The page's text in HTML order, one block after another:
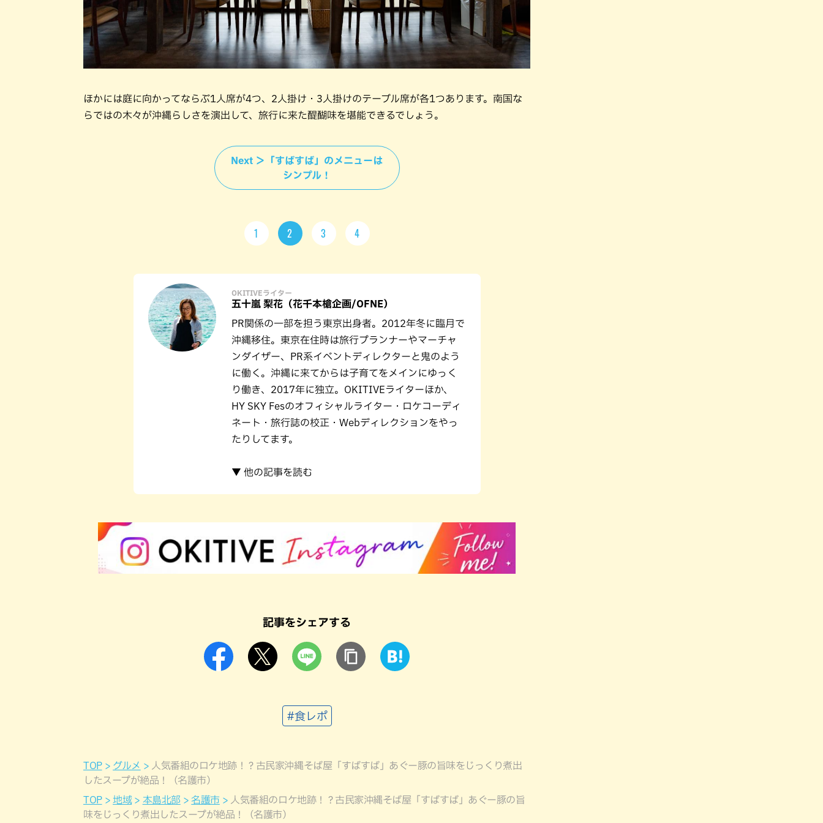
ほかには庭に向かってならぶ1人席が4つ、2人掛け・3人掛けのテーブル席が各1つあります。南国な
らではの木々が沖縄らしさを演出して、旅行に来た醍醐味を堪能できるでしょう。
Next ＞「すばすば」のメニューは
シンプル！
1 2 3 4
OKITIVEライター
五十嵐 梨花（花千本槍企画/OFNE）
PR関係の一部を担う東京出身者。2012年冬に臨月で
沖縄移住。東京在住時は旅行プランナーやマーチャ
ンダイザー、PR系イベントディレクターと鬼のよう
に働く。沖縄に来てからは子育てをメインにゆっく
り働き、2017年に独立。OKITIVEライターほか、
HY SKY Fesのオフィシャルライター・ロケコーディ
ネート・旅行誌の校正・Webディレクションをやっ
たりしてます。
▼ 他の記事を読む
記事をシェアする
#食レポ
TOP グルメ
人気番組のロケ地跡！？古民家沖縄そば屋「すばすば」あぐー豚の旨味をじっくり煮出
したスープが絶品！（名護市）
TOP
地域 本島北部 名護市
人気番組のロケ地跡！？古民家沖縄そば屋「すばすば」あぐー豚の旨
味をじっくり煮出したスープが絶品！（名護市）